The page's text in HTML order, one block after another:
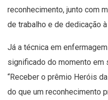
reconhecimento, junto com
de trabalho e de dedicação
Já a técnica em
significado do momento em
“Receber o prêmio Heróis
do que um reconhecimento